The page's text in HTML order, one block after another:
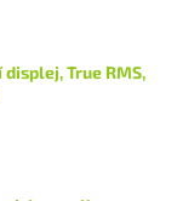
True RMS,